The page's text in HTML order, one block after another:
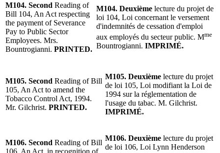
M104. Second Reading of
Bill 104, An Act respecting
the payment of Severance
Pay to Public Sector
Employees. Mrs.
Bountrogianni. PRINTED.
M104. Deuxième lecture du projet de
loi 104, Loi concernant le versement
d'indemnités de cessation d'emploi
aux employés du secteur public. Mme
Bountrogianni. IMPRIMÉ.
M105. Second Reading of Bill
105, An Act to amend the
Tobacco Control Act, 1994.
Mr. Gilchrist. PRINTED.
M105. Deuxième lecture du projet
de loi 105, Loi modifiant la Loi de
1994 sur la réglementation de
l'usage du tabac. M. Gilchrist.
IMPRIMÉ.
M106. Second Reading of Bill
106, An Act, in recognition of
M106. Deuxième lecture du projet
de loi 106, Loi Lynn Henderson